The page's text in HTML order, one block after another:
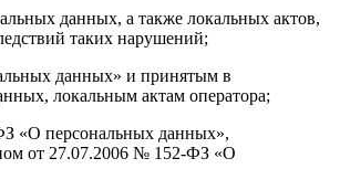
данных, а также локальных актов,
таких нарушений;
данных» и принятым в
локальным актам оператора;
«О персональных данных»,
от 27.07.2006 № 152-ФЗ «О